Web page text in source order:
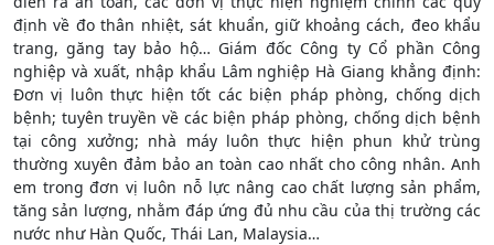
định về đo thân nhiệt, sát khuẩn, giữ khoảng cách, đeo khẩu
trang, găng tay bảo hộ… Giám đốc Công ty Cổ phần Công
nghiệp và xuất, nhập khẩu Lâm nghiệp Hà Giang khẳng định:
Đơn vị luôn thực hiện tốt các biện pháp phòng, chống dịch
bệnh; tuyên truyền về các biện pháp phòng, chống dịch bệnh
tại công xưởng; nhà máy luôn thực hiện phun khử trùng
thường xuyên đảm bảo an toàn cao nhất cho công nhân. Anh
em trong đơn vị luôn nỗ lực nâng cao chất lượng sản phẩm,
tăng sản lượng, nhằm đáp ứng đủ nhu cầu của thị trường các
nước như Hàn Quốc, Thái Lan, Malaysia…